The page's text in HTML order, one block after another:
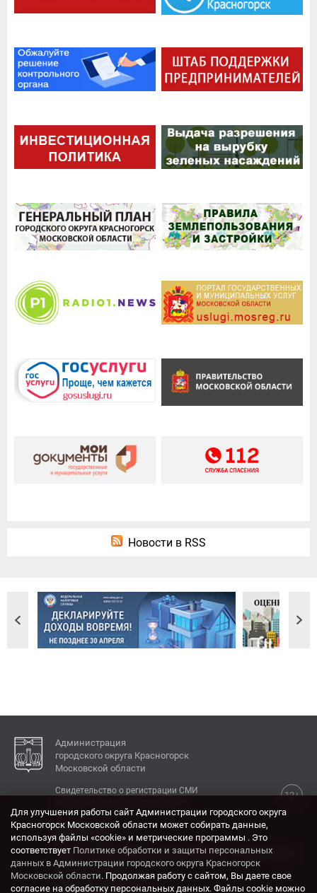
Новости в RSS
Администрация
городского округа Красногорск
Московской области
12+
Свидетельство о регистрации СМИ
КОНТАКТЫ
Адрес: 143404, Московская область, г. Красногорск,
ул. Ленина, дом 4.
Электронная почта:
Для улучшения работы сайт Администрации городского округа
Красногорск Московской области может собирать данные,
используя файлы «cookie» и метрические программы . Это
соответствует Политике обработки и защиты персональных
данных в Администрации городского округа Красногорск
Московской области. Продолжая работу с сайтом, Вы даете свое
согласие на обработку персональных данных. Файлы cookie можно